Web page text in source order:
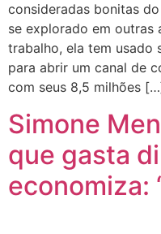
consideradas bonitas
se explorado em outras
trabalho, ela tem usado
para abrir um canal de
com seus 8,5 milhões
Simone
que gasta
economiza: